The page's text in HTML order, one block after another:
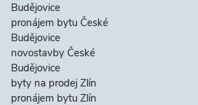
Budějovice
pronájem bytu České
Budějovice
novostavby České
Budějovice
byty na prodej Zlín
pronájem bytu Zlín